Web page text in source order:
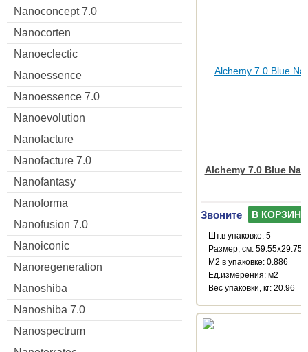
Nanoconcept 7.0
Nanocorten
Nanoeclectic
Nanoessence
Nanoessence 7.0
Nanoevolution
Nanofacture
Nanofacture 7.0
Nanofantasy
Nanoforma
Nanofusion 7.0
Nanoiconic
Nanoregeneration
Nanoshiba
Nanoshiba 7.0
Nanospectrum
Alchemy 7.0 Blue
Звоните В КОРЗИНУ
Шт.в упаковке: 5
Размер, см: 59.55x29.75
М2 в упаковке: 0.886
Ед.измерения: м2
Веc упаковки, кг: 20.96